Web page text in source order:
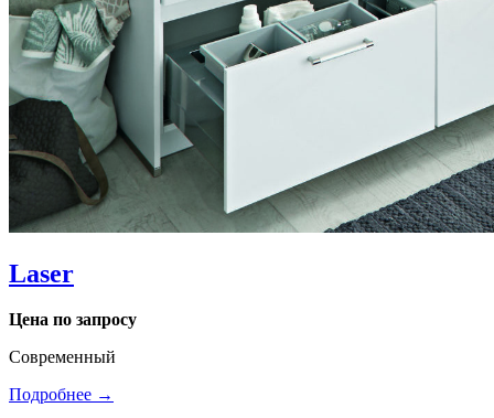
Laser
Цена по запросу
Современный
Подробнее →